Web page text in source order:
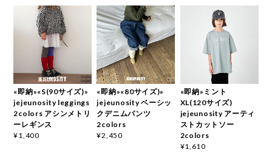
«即納»«S(90サイズ)»
jejeunosity leggings
2colors アシンメトリ
ーレギンス
¥1,400
«即納»«80サイズ)»
jejeunosity ベーシッ
クデニムパンツ
2colors
¥2,450
«即納»ミント
XL(120サイズ)
jejeunosity アーティ
ストカットソー
2colors
¥1,610